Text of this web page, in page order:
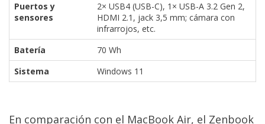
Puertos y
sensores
2× USB4 (USB-C), 1× USB-A 3.2 Gen 2,
HDMI 2.1, jack 3,5 mm; cámara con
infrarrojos, etc.
Batería
70 Wh
Sistema
Windows 11
En comparación con el MacBook Air, el Zenbook